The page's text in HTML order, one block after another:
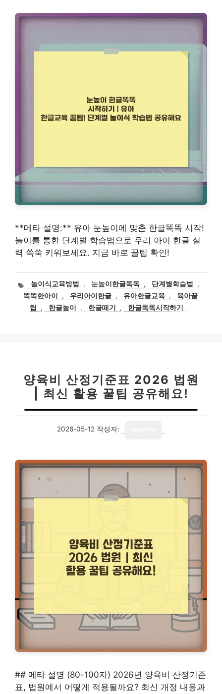
**메타 설명:** 유아 눈높이에 맞춘 한글똑똑 시작!
놀이를 통한 단계별 학습법으로 우리 아이 한글 실
력 쑥쑥 키워보세요. 지금 바로 꿀팁 확인!
태
그
놀이식교육방법 , 눈높이한글똑똑 , 단계별학습법
,
똑똑한아이
, 우리아이한글 , 유아한글교육 ,
육아꿀
팁
, 한글놀이 , 한글떼기 , 한글똑똑시작하기
양육비 산정기준표 2026 법원
| 최신 활용 꿀팁 공유해요!
2026-05-12 작성자:
## 메타 설명 (80-100자) 2026년 양육비 산정기준
표, 법원에서 어떻게 적용될까요? 최신 개정 내용과